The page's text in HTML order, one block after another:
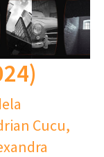
Cucu,